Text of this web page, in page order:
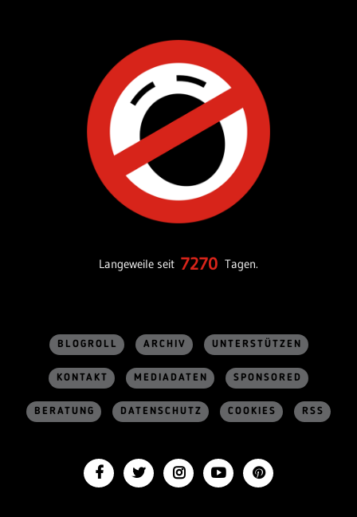
Langeweile seit 7270 Tagen.
BLOGROLL ARCHIV UNTERSTÜTZEN
KONTAKT MEDIADATEN SPONSORED
BERATUNG DATENSCHUTZ COOKIES RSS